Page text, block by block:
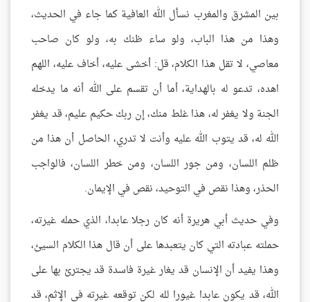
بين المشرق والمغرب نسأل الله العافية كما جاء في الحديث،
وهذا من هذا الباب، ولو ساء ظنك به، ولو كان صاحب
معاصي، لا تقل هذا الكلام، قل: أخشى عليه، أخاف عليه، اللهم
اهده، تدعو له بالهداية، أما أن تقسم على الله أنه ما يدخله
الجنة ولا يغفر له، هذا غلط منك، إن ربك حكيم عليم، قد يغفر
الله له، قد يتوب الله عليه وأنت لا تدري، الحاصل أن هذا من
ظلم اللسان، ومن جور اللسان، ومن خطر اللسان، فالواجب
الحذر، وهذا نقص في التوحيد، نقص في الإيمان.
وفي حديث أبي هريرة أنه كان رجلا عابدا، الذي حمله غيرته،
حملته عبادته التي كان يتعبدها على أن قال هذا الكلام السيئ،
وهذا يفيد أن الإنسان قد يغار غيرة فاسدة قد يجترئ بها على
الله، قد يكون عابدا غيورا لله لكن توقعه غيرته في الإثم، قد